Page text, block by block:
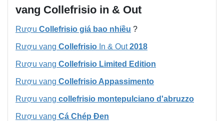
vang Collefrisio in & Out
Rượu Collefrisio giá bao nhiều ?
Rượu vang Collefrisio In & Out2018
Rượu vang Collefrisio Limited Edition
Rượu vang Collefrisio Appassimento
Rượu vang collefrisio montepulciano d'abruzzo
Rượu vang Cá Chép Đen